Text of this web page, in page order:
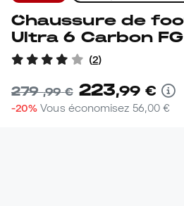
Chaussure de football Puma
Ultra 6 Carbon FG
(2)
279,99 € 223,99 €
-20% Vous économisez 56,00 €